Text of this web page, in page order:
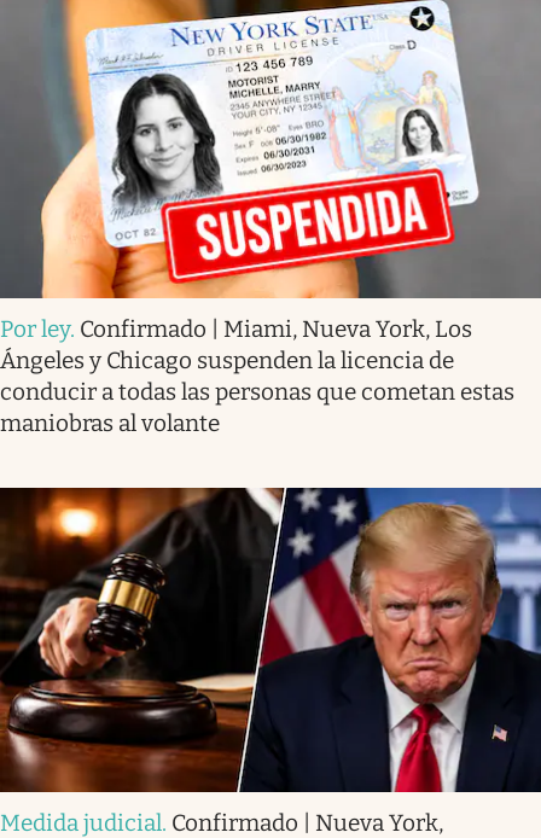
Por ley. Confirmado | Miami, Nueva York, Los
Ángeles y Chicago suspenden la licencia de
conducir a todas las personas que cometan estas
maniobras al volante
Medida judicial. Confirmado | Nueva York,